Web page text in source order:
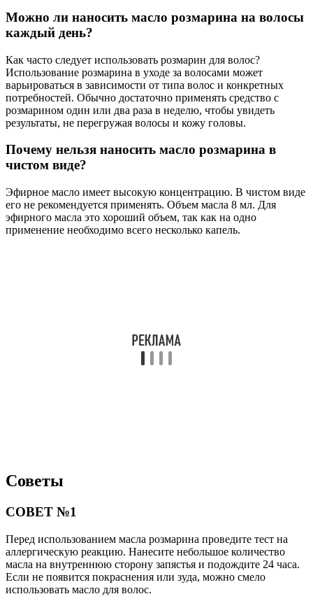
Можно ли наносить масло розмарина на волосы
каждый день?
Как часто следует использовать розмарин для волос?
Использование розмарина в уходе за волосами может
варьироваться в зависимости от типа волос и конкретных
потребностей. Обычно достаточно применять средство с
розмарином один или два раза в неделю, чтобы увидеть
результаты, не перегружая волосы и кожу головы.
Почему нельзя наносить масло розмарина в
чистом виде?
Эфирное масло имеет высокую концентрацию. В чистом виде
его не рекомендуется применять. Объем масла 8 мл. Для
эфирного масла это хороший объем, так как на одно
применение необходимо всего несколько капель.
Советы
СОВЕТ №1
Перед использованием масла розмарина проведите тест на
аллергическую реакцию. Нанесите небольшое количество
масла на внутреннюю сторону запястья и подождите 24 часа.
Если не появится покраснения или зуда, можно смело
использовать масло для волос.